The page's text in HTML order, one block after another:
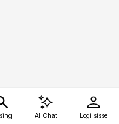
AI Chat Logi sisse